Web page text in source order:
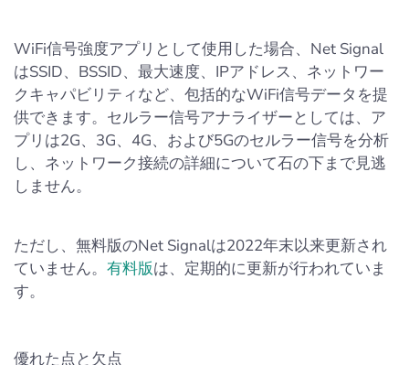
WiFi信号強度アプリとして使用した場合、Net Signal
はSSID、BSSID、最大速度、IPアドレス、ネットワー
クキャパビリティなど、包括的なWiFi信号データを提
供できます。セルラー信号アナライザーとしては、ア
プリは2G、3G、4G、および5Gのセルラー信号を分析
し、ネットワーク接続の詳細について石の下まで見逃
しません。
ただし、無料版のNet Signalは2022年末以来更新され
ていません。 有料版は、定期的に更新が行われていま
す。
優れた点と欠点